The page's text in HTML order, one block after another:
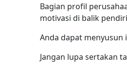
Bagian profil
motivasi di balik
Anda dapat
Jangan lupa sertakan